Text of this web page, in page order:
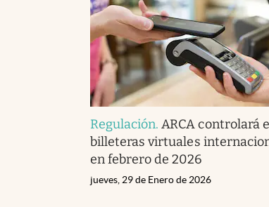
Regulación.ARCA controlará
billeteras virtuales
en febrero de 2026
jueves, 29 de Enero de 2026